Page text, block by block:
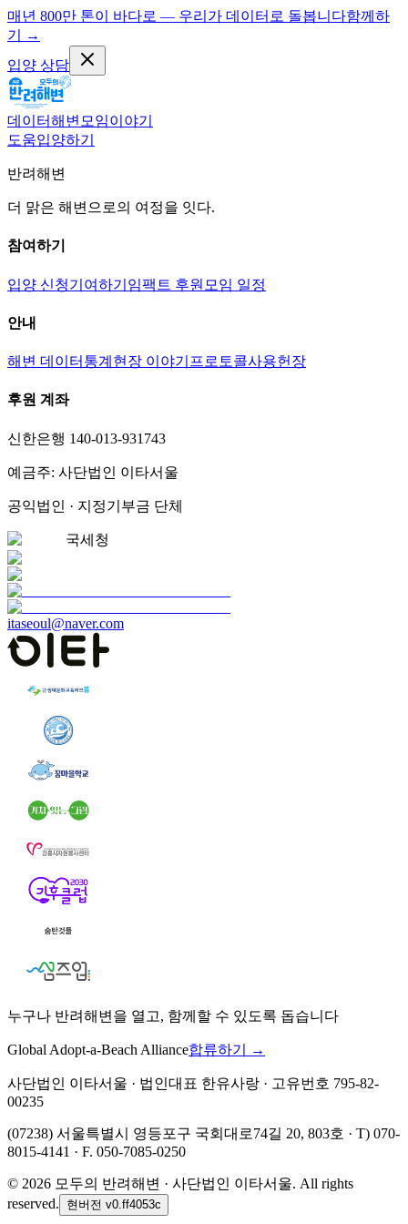
매년 800만 톤이 바다로 — 우리가 데이터로 돌봅니다함께하
기
→
입양 상담
데이터해변 모임이야기
도움입양하기
반려해변
더 맑은 해변으로의 여정을 잇다.
참여하기
입양 신청기여하기 임팩트 후원 모임 일정
안내
해변 데이터 통계 현장 이야기 프로토콜사용헌장
후원 계좌
신한은행 140-013-931743
예금주: 사단법인 이타서울
공익법인 · 지정기부금 단체
국세청
itaseoul@naver.com
누구나 반려해변을 열고, 함께할 수 있도록 돕습니다
Global Adopt-a-Beach Alliance합류하기 →
사단법인 이타서울 · 법인대표 한유사랑 · 고유번호 795-82-
00235
(07238) 서울특별시 영등포구 국회대로74길 20, 803호 · T) 070-
8015-4141 · F. 050-7085-0250
© 2026 모두의 반려해변 · 사단법인 이타서울. All rights
reserved.
현버전 v0.ff4053c